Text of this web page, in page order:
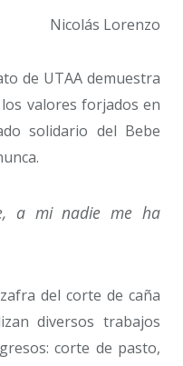
Nicolás Lorenzo
de UTAA demuestra
valores forjados en
solidario del Bebe
a mi nadie me ha
del corte de caña
diversos trabajos
corte de pasto,